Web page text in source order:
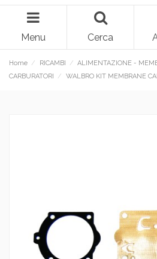
Menu Cerca
Home RICAMBI
ALIMENTAZIONE -
CARBURATORI
WALBRO KIT MEMBRANE